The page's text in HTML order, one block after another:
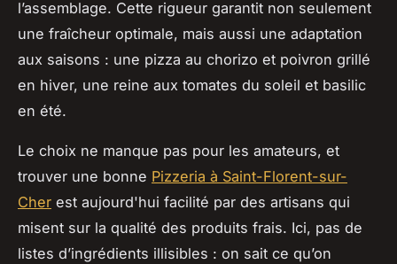
l’assemblage. Cette rigueur garantit non seulement
une fraîcheur optimale, mais aussi une adaptation
aux saisons : une pizza au chorizo et poivron grillé
en hiver, une reine aux tomates du soleil et basilic
en été.
Le choix ne manque pas pour les amateurs, et
trouver une bonne Pizzeria à Saint-Florent-sur-
Cher est aujourd'hui facilité par des artisans qui
misent sur la qualité des produits frais. Ici, pas de
listes d’ingrédients illisibles : on sait ce qu’on